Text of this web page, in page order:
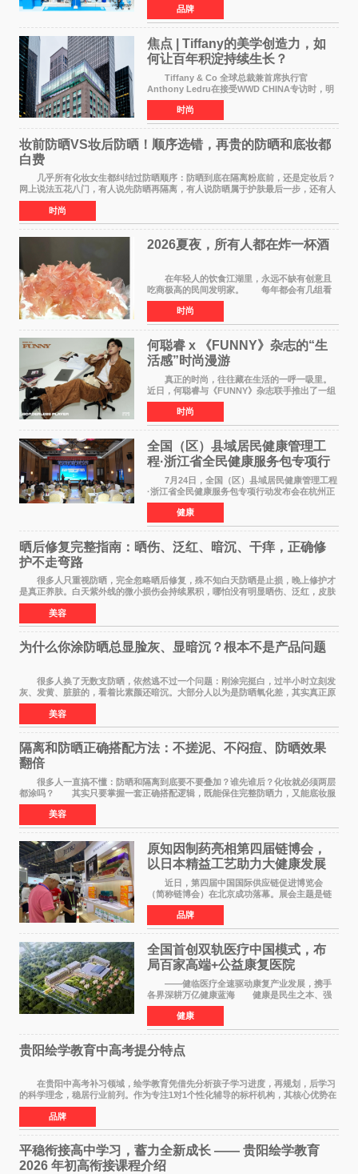
1推荐护肤品牌[1]，理肤泉聚焦当代人群普遍存
在的皮肤困扰，以
品牌
焦点 | Tiffany的美学创造力，如
何让百年积淀持续生长？
Tiffany & Co 全球总裁兼首席执行官
Anthony Ledru在接受WWD CHINA专访时，明
确将艺术性称为当下奢侈品牌最高层级的差异化
优势。 by Elaine Chen — —WWD国际
时尚特讯 当奢侈
时尚
妆前防晒VS妆后防晒！顺序选错，再贵的防晒和底妆都
白费
几乎所有化妆女生都纠结过防晒顺序：防晒到底在隔离粉底前，还是定妆后？
网上说法五花八门，有人说先防晒再隔离，有人说防晒属于护肤最后一步，还有人
带妆补涂直接乱叠加。其实防晒没有固定死
时尚
2026夏夜，所有人都在炸一杯酒
在年轻人的饮食江湖里，永远不缺有创意且
吃商极高的民间发明家。 每年都会有几组看
似离谱、尝试后火遍全网的新奇搭配在互联网上
名垂千史。 前些年有人解锁了纯牛奶煮爆辣
火鸡面的隐藏吃
时尚
何聪睿 x 《FUNNY》杂志的“生
活感”时尚漫游
真正的时尚，往往藏在生活的一呼一吸里。
近日，何聪睿与《FUNNY》杂志联手推出了一组
质感大片，不刻意摆弄姿势，而是将镜头对准了
那些看似寻常却充满戏剧张力的生活瞬间，让高
级感在松弛的氛围
时尚
全国（区）县域居民健康管理工
程·浙江省全民健康服务包专项行
动发布会在杭启幕
7月24日，全国（区）县域居民健康管理工程
·浙江省全民健康服务包专项行动发布会在杭州正
式启幕。来自全国各地的医疗领域权威专家、知
名机构负责人及项目合作伙伴齐聚西子湖畔，共
同见证浙江全
健康
晒后修复完整指南：晒伤、泛红、暗沉、干痒，正确修
护不走弯路
很多人只重视防晒，完全忽略晒后修复，殊不知白天防晒是止损，晚上修护才
是真正养肤。白天紫外线的微小损伤会持续累积，哪怕没有明显晒伤、泛红，皮肤
也会处于轻微炎症、缺水、疲劳状态。如果
美容
为什么你涂防晒总显脸灰、显暗沉？根本不是产品问题
很多人换了无数支防晒，依然逃不过一个问题：刚涂完挺白，过半小时立刻发
灰、发黄、脏脏的，看着比素颜还暗沉。大部分人以为是防晒氧化差，其实真正原
因，90%的人都搞错了。 首先纠正一个误
美容
隔离和防晒正确搭配方法：不搓泥、不闷痘、防晒效果
翻倍
很多人一直搞不懂：防晒和隔离到底要不要叠加？谁先谁后？化妆就必须两层
都涂吗？ 其实只要掌握一套正确搭配逻辑，既能保住完整防晒力，又能底妆服
帖不搓泥、不闷痘，新手也能一次学会。
美容
原知因制药亮相第四届链博会，
以日本精益工艺助力大健康发展
近日，第四届中国国际供应链促进博览会
（简称链博会）在北京成功落幕。展会主题是链
接世界，共创未来，现场设置的6链1展区覆盖了
全产业生态。本届链博会聚焦加快培育发展新质
生产力，实物化地
品牌
全国首创双轨医疗中国模式，布
局百家高端+公益康复医院
——健临医疗全速驱动康复产业发展，携手
各界深耕万亿健康蓝海 健康是民生之本、强
国之基。人民的幸福生活，一个最重要的指标就
是健康。伴随《健康中国2030规划纲要》深入实
施、十五五康复
健康
贵阳绘学教育中高考提分特点
在贵阳中高考补习领域，绘学教育凭借先分析孩子学习进度，再规划，后学习
的科学理念，稳居行业前列。作为专注1对1个性化辅导的标杆机构，其核心优势在
于构建诊断+规划+执行的完整闭环，不仅覆
品牌
平稳衔接高中学习，蓄力全新成长 —— 贵阳绘学教育
2026 年初高衔接课程介绍